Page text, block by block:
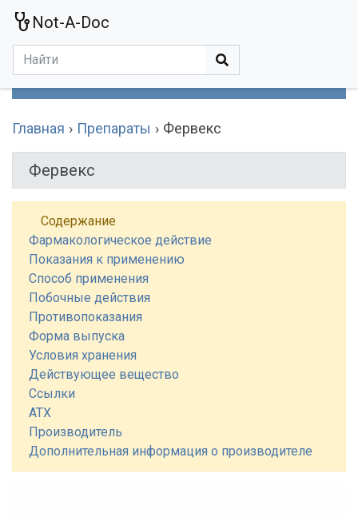
Not-A-Doc
Главная Препараты Фервекс
Фервекс
Содержание
Фармакологическое действие
Показания к применению
Способ применения
Побочные действия
Противопоказания
Форма выпуска
Условия хранения
Действующее вещество
Ссылки
АТХ
Производитель
Дополнительная информация о производителе